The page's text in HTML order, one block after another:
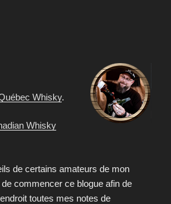
Whisky.
Whisky
de certains amateurs de mon
commencer ce blogue afin de
toutes mes notes de